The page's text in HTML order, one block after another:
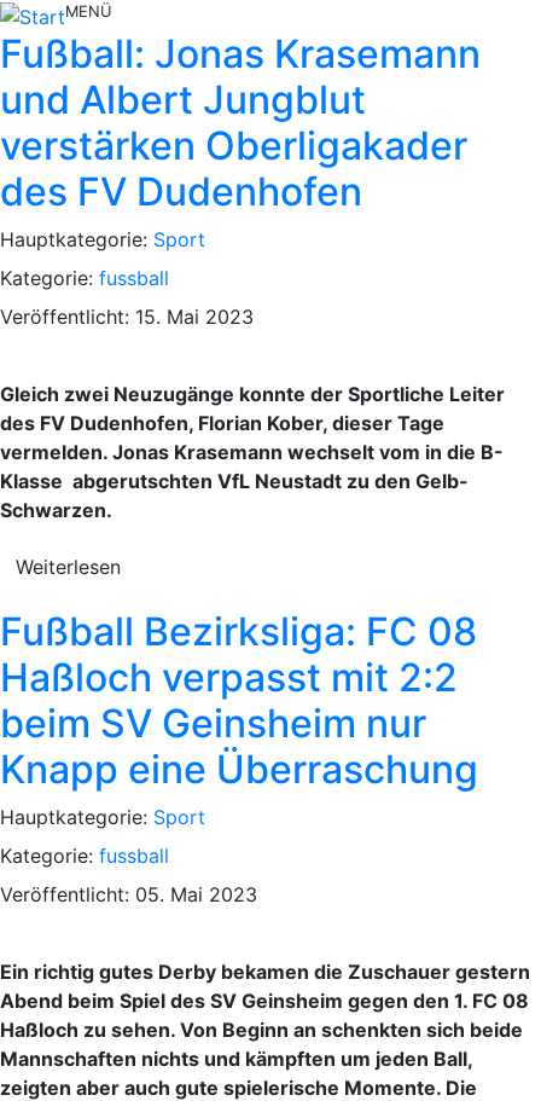
MENÜ
Fußball: Jonas Krasemann
und Albert Jungblut
verstärken Oberligakader
des FV Dudenhofen
Hauptkategorie: Sport
Kategorie: fussball
Veröffentlicht: 15. Mai 2023
Gleich zwei Neuzugänge konnte der Sportliche Leiter
des FV Dudenhofen, Florian Kober, dieser Tage
vermelden. Jonas Krasemann wechselt vom in die B-
Klasse abgerutschten VfL Neustadt zu den Gelb-
Schwarzen.
Weiterlesen
Fußball Bezirksliga: FC 08
Haßloch verpasst mit 2:2
beim SV Geinsheim nur
Knapp eine Überraschung
Hauptkategorie: Sport
Kategorie: fussball
Veröffentlicht: 05. Mai 2023
Ein richtig gutes Derby bekamen die Zuschauer gestern
Abend beim Spiel des SV Geinsheim gegen den 1. FC 08
Haßloch zu sehen. Von Beginn an schenkten sich beide
Mannschaften nichts und kämpften um jeden Ball,
zeigten aber auch gute spielerische Momente. Die